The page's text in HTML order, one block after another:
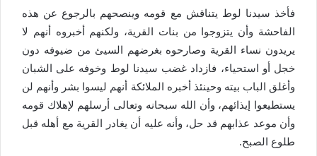
فأخذ سيدنا لوط يتناقش مع قومه وينصحهم بالرجوع عن هذه
الفاحشة وأن يتزوجوا من بنات القرية، ولكنهم أخبروه أنهم لا
يريدون نساء القرية وصارحوه بغرضهم السيئ من ضيوفه دون
خجل أو استحياء، فازداد غضب سيدنا لوط وخوفه على الشبان
وأغلق الباب بيته وحينئذ أخبره الملائكة أنهم ليسوا بشر وأنهم لن
يستطيعوا إيذائهم، وأن الله سبحانه وتعالى أرسلهم لإهلاك قومه
وأن موعد عذابهم قد حل، وأنه عليه أن يغادر القرية مع أهله قبل
طلوع الصبح.